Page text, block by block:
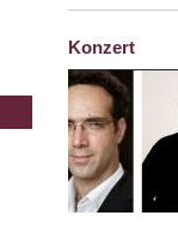
Konzert